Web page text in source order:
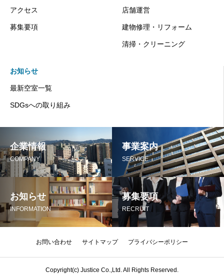
アクセス
募集要項
店舗運営
建物修理・リフォーム
清掃・クリーニング
お知らせ
最新空室一覧
SDGsへの取り組み
企業情報
COMPANY
事業案内
SERVICE
お知らせ
INFORMATION
募集要項
RECRUIT
お問い合わせ サイトマップ プライバシーポリシー
Copyright(c) Justice Co.,Ltd. All Rights Reserved.